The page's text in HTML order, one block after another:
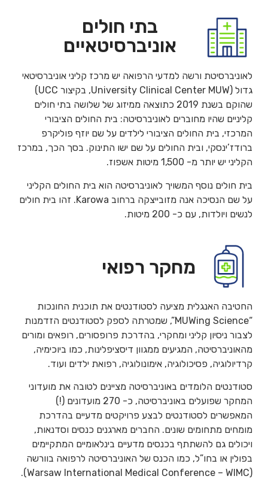
בתי חולים
אוניברסיטאיים
לאוניברסיטת ורשה למדעי הרפואה יש מרכז קליני אוניברסיטאי
גדול (University Clinical Center MUW, בקיצור UCC)
שהוקם בשנת 2019 כתוצאה ממיזוג של שלושה בתי חולים
קליניים שהיו מחוברים לאוניברסיטה: בית החולים הציבורי
המרכזי, בית החולים הציבורי לילדים על שם יוזף פוליקרפ
ברודז’ינסקי, ובית החולים על שם ישו התינוק. בסך הכך, במרכז
הקליני יש יותר מ- 1,500 מיטות אשפוז.
בית חולים נוסף המשויך לאוניברסיטה הוא בית החולים הקליני
על שם הנסיכה אנה מזובייצקה ברחוב Karowa. זהו בית חולים
לנשים ויולדות, עם כ- 200 מיטות.
מחקר רפואי
החטיבה האנגלית מציעה לסטודנטים את תוכנית החונכות
“MUWing Science”, שמטרתה לספק לסטודנטים הזדמנות
לצבור ניסיון קליני ומחקרי, בהדרכת פרופסורים, רופאים ומורים
מהאוניברסיטה, המגיעים ממגוון דיסציפלינות, כמו ביוכימיה,
קרדיולוגיה, פסיכולוגיה, אימונולוגיה, רפואת ילדים ועוד.
סטודנטים הלומדים באוניברסיטה מציינים לטובה את מועדוני
המחקר שפועלים באוניברסיטה, כ- 270 מועדונים (!)
המאפשרים לסטודנטים לבצע פרויקטים מדעיים בהדרכת
מומחים מתחומים שונים. החברים מארגנים כנסים וסדנאות,
ויכולים גם להשתתף בכנסים מדעיים בינלאומיים המתקיימים
בפולין או בחו”ל, כמו הכנס של האוניברסיטה לרפואה בוורשה
(Warsaw International Medical Conference – WIMC).